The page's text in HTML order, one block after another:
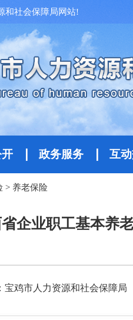
和社会保障局网站!
政务服务 互
> 养老保险
省企业职工基本养
宝鸡市人力资源和社会保障局